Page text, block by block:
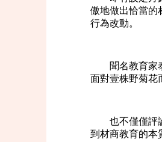
傲地做出恰當的
行為改動。
聞名教育家泰
面對壹株野菊花
也不僅僅評論
到材商教育的本